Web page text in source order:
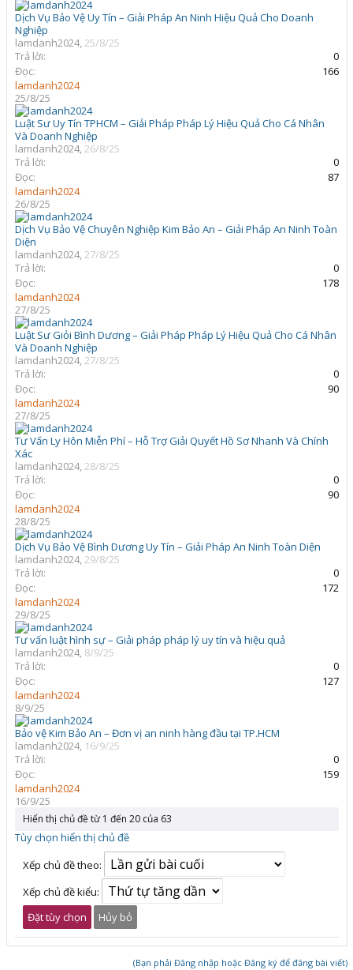
Dịch Vụ Bảo Vệ Uy Tín – Giải Pháp An Ninh Hiệu Quả Cho Doanh
Nghiệp
lamdanh2024,25/8/25
Trả lời:
0
Đọc:
166
lamdanh2024
25/8/25
Luật Sư Uy Tín TPHCM – Giải Pháp Pháp Lý Hiệu Quả Cho Cá Nhân
Và Doanh Nghiệp
lamdanh2024,26/8/25
Trả lời:
0
Đọc:
87
lamdanh2024
26/8/25
Dịch Vụ Bảo Vệ Chuyên Nghiệp Kim Bảo An – Giải Pháp An Ninh Toàn
Diện
lamdanh2024,27/8/25
Trả lời:
0
Đọc:
178
lamdanh2024
27/8/25
Luật Sư Giỏi Bình Dương – Giải Pháp Pháp Lý Hiệu Quả Cho Cá Nhân
Và Doanh Nghiệp
lamdanh2024,27/8/25
Trả lời:
0
Đọc:
90
lamdanh2024
27/8/25
Tư Vấn Ly Hôn Miễn Phí – Hỗ Trợ Giải Quyết Hồ Sơ Nhanh Và Chính
Xác
lamdanh2024,28/8/25
Trả lời:
0
Đọc:
90
lamdanh2024
28/8/25
Dịch Vụ Bảo Vệ Bình Dương Uy Tín – Giải Pháp An Ninh Toàn Diện
lamdanh2024,29/8/25
Trả lời:
0
Đọc:
172
lamdanh2024
29/8/25
Tư vấn luật hình sự – Giải pháp pháp lý uy tín và hiệu quả
lamdanh2024, 8/9/25
Trả lời:
0
Đọc:
127
lamdanh2024
8/9/25
Bảo vệ Kim Bảo An – Đơn vị an ninh hàng đầu tại TP.HCM
lamdanh2024, 16/9/25
Trả lời:
0
Đọc:
159
lamdanh2024
16/9/25
Hiển thị chủ đề từ 1 đến 20 của 63
Tùy chọn hiển thị chủ đề
Xếp chủ đề theo:
Xếp chủ đề kiểu:
(Bạn phải Đăng nhập hoặc Đăng ký để đăng bài viết)